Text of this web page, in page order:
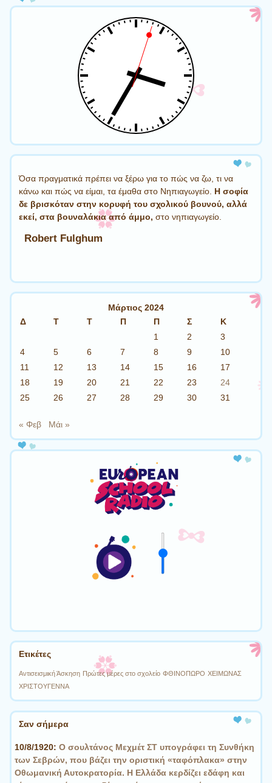
Όσα πραγματικά πρέπει να ξέρω για το πώς να ζω, τι να
κάνω και πώς να είμαι, τα έμαθα στο Νηπιαγωγείο. Η σοφία
δε βρισκόταν στην κορυφή του σχολικού βουνού, αλλά
εκεί, στα βουναλάκια από άμμο, στο νηπιαγωγείο.
Robert Fulghum
Μάρτιος 2024
Δ
Τ Τ Π Π Σ
Κ
1
2
3
4
5 6 7 8 9
10
11
12 13 14 15 16
17
18
19 20 21 22 23
24
25
26 27 28 29 30 31
« Φεβ Μάι »
Ετικέτες
Αντισεισμική Άσκηση Πρώτες μέρες στο σχολείο ΦΘΙΝΟΠΩΡΟ ΧΕΙΜΩΝΑΣ
ΧΡΙΣΤΟΥΓΕΝΝΑ
Σαν σήμερα
10/8/1920: Ο σουλτάνος Μεχμέτ ΣΤ υπογράφει τη Συνθήκη
των Σεβρών, που βάζει την οριστική «ταφόπλακα» στην
Οθωμανική Αυτοκρατορία. Η Ελλάδα κερδίζει εδάφη και